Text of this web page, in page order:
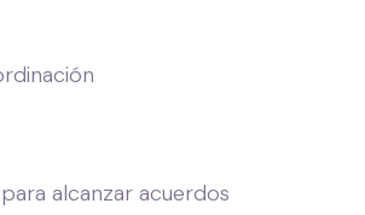
alcanzar acuerdos